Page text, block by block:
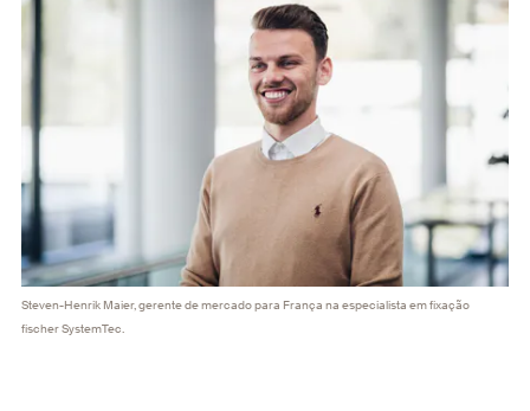
Steven-Henrik Maier, gerente de mercado para França na especialista em fixação
fischer SystemTec.